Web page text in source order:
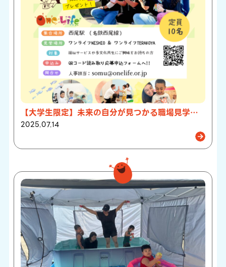
【大学生限定】未来の自分が見つかる職場見学バスツアーを開催いたします！
2025.07.14